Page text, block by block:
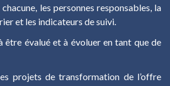
les personnes responsables, la
et les indicateurs de suivi.
être évalué et à évoluer en tant que de
projets de transformation de l’offre